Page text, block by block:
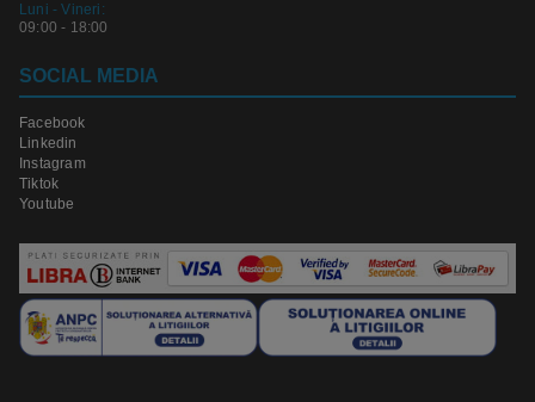
Luni - Vineri:
09:00 - 18:00
SOCIAL MEDIA
Facebook
Linkedin
Instagram
Tiktok
Youtube